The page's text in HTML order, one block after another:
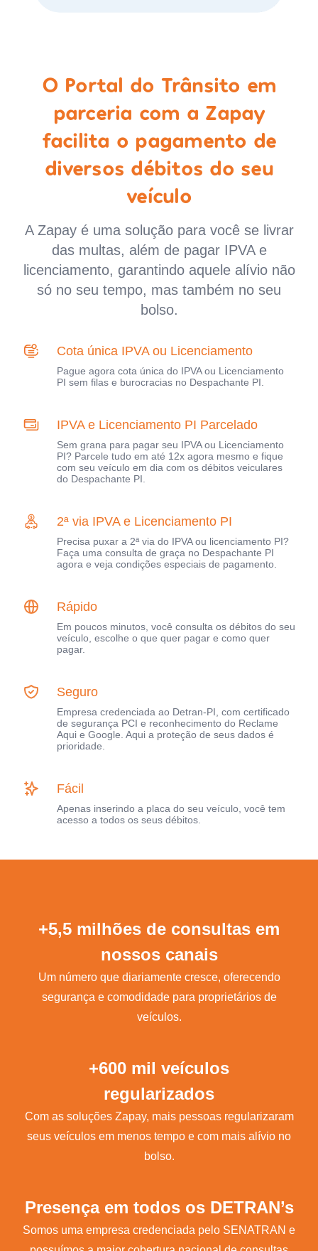
O Portal do Trânsito em
parceria com a Zapay
facilita o pagamento de
diversos débitos do seu
veículo
A Zapay é uma solução para você se livrar
das multas, além de pagar IPVA e
licenciamento, garantindo aquele alívio não
só no seu tempo, mas também no seu
bolso.
Cota única IPVA ou Licenciamento
Pague agora cota única do IPVA ou Licenciamento
PI sem filas e burocracias no Despachante PI.
IPVA e Licenciamento PI Parcelado
Sem grana para pagar seu IPVA ou Licenciamento
PI? Parcele tudo em até 12x agora mesmo e fique
com seu veículo em dia com os débitos veiculares
do Despachante PI.
2ª via IPVA e Licenciamento PI
Precisa puxar a 2ª via do IPVA ou licenciamento PI?
Faça uma consulta de graça no Despachante PI
agora e veja condições especiais de pagamento.
Rápido
Em poucos minutos, você consulta os débitos do seu
veículo, escolhe o que quer pagar e como quer
pagar.
Seguro
Empresa credenciada ao Detran-PI, com certificado
de segurança PCI e reconhecimento do Reclame
Aqui e Google. Aqui a proteção de seus dados é
prioridade.
Fácil
Apenas inserindo a placa do seu veículo, você tem
acesso a todos os seus débitos.
+5,5 milhões de consultas em
nossos canais
Um número que diariamente cresce, oferecendo
segurança e comodidade para proprietários de
veículos.
+600 mil veículos
regularizados
Com as soluções Zapay, mais pessoas regularizaram
seus veículos em menos tempo e com mais alívio no
bolso.
Presença em todos os DETRAN’s
Somos uma empresa credenciada pelo SENATRAN e